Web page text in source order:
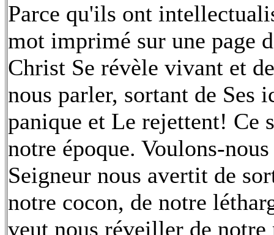
Parce qu'ils ont
mot imprimé sur une page
Christ Se révèle vivant et
nous parler, sortant de Ses
panique et Le rejettent! Ce
notre époque. Voulons-
Seigneur nous avertit de
notre cocon, de notre
veut nous réveiller de